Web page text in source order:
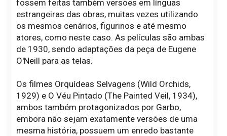
fossem feitas também versões em línguas
estrangeiras das obras, muitas vezes utilizando
os mesmos cenários, figurinos e até mesmo
atores, como neste caso. As películas são ambas
de 1930, sendo adaptações da peça de Eugene
O'Neill para as telas.
Os filmes Orquídeas Selvagens (Wild Orchids,
1929) e O Véu Pintado (The Painted Veil, 1934),
ambos também protagonizados por Garbo,
embora não sejam exatamente versões de uma
mesma história, possuem um enredo bastante